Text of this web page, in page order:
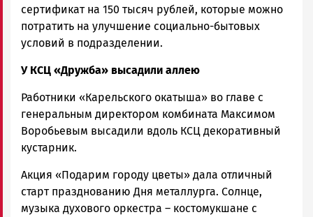
сертификат на 150 тысяч рублей, которые можно
потратить на улучшение социально-бытовых
условий в подразделении.
У КСЦ «Дружба» высадили аллею
Работники «Карельского окатыша» во главе с
генеральным директором комбината Максимом
Воробьевым высадили вдоль КСЦ декоративный
кустарник.
Акция «Подарим городу цветы» дала отличный
старт празднованию Дня металлурга. Солнце,
музыка духового оркестра – костомукшане с